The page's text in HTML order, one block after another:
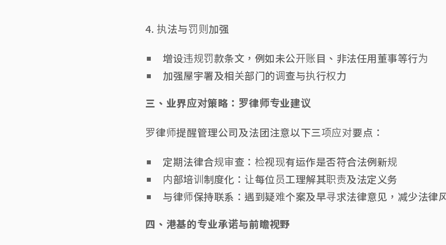
4. 执法与罚则加强
增设违规罚款条文，例如未公开账目、非法任用董事等行为
加强屋宇署及相关部门的调查与执行权力
三、业界应对策略：罗律师专业建议
罗律师提醒管理公司及法团注意以下三项应对要点：
定期法律合规审查：检视现有运作是否符合法例新规
内部培训制度化：让每位员工理解其职责及法定义务
与律师保持联系：遇到疑难个案及早寻求法律意见，减少法律
四、港基的专业承诺与前瞻视野